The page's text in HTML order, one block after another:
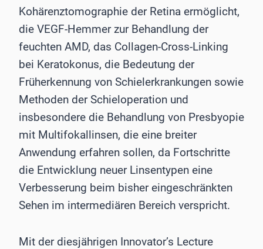
Kohärenztomographie der Retina ermöglicht,
die VEGF-Hemmer zur Behandlung der
feuchten AMD, das Collagen-Cross-Linking
bei Keratokonus, die Bedeutung der
Früherkennung von Schielerkrankungen sowie
Methoden der Schieloperation und
insbesondere die Behandlung von Presbyopie
mit Multifokallinsen, die eine breiter
Anwendung erfahren sollen, da Fortschritte
die Entwicklung neuer Linsentypen eine
Verbesserung beim bisher eingeschränkten
Sehen im intermediären Bereich verspricht.
Mit der diesjährigen Innovator’s Lecture